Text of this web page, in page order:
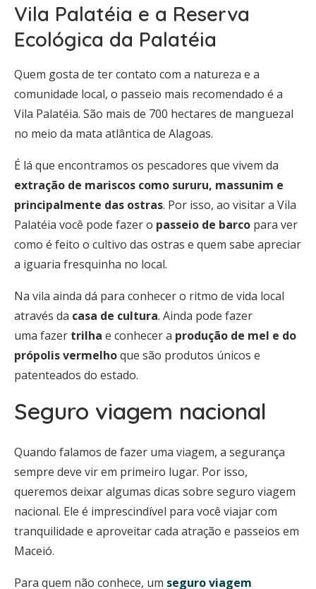
Vila Palatéia e a Reserva
Ecológica da Palatéia
Quem gosta de ter contato com a natureza e a
comunidade local, o passeio mais recomendado é a
Vila Palatéia. São mais de 700 hectares de manguezal
no meio da mata atlântica de Alagoas.
É lá que encontramos os pescadores que vivem da
extração de mariscos como sururu, massunim e
principalmente das ostras. Por isso, ao visitar a Vila
Palatéia você pode fazer o passeio de barco para ver
como é feito o cultivo das ostras e quem sabe apreciar
a iguaria fresquinha no local.
Na vila ainda dá para conhecer o ritmo de vida local
através da casa de cultura. Ainda pode fazer
uma fazer trilha e conhecer a produção de mel e do
própolis vermelhoque são produtos únicos e
patenteados do estado.
Seguro viagem nacional
Quando falamos de fazer uma viagem, a segurança
sempre deve vir em primeiro lugar. Por isso,
queremos deixar algumas dicas sobre seguro viagem
nacional. Ele é imprescindível para você viajar com
tranquilidade e aproveitar cada atração e passeios em
Maceió.
Para quem não conhece, um seguro viagem